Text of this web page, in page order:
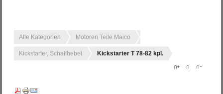
Alle Kategorien Motoren Teile Maico
Kickstarter, Schalthebel Kickstarter T 78-82 kpl.